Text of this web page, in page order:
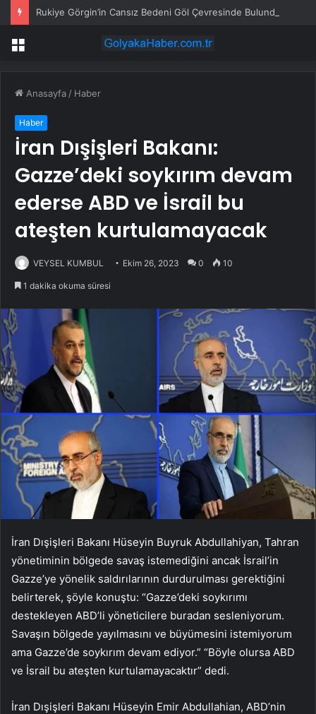
Rukiye Görgin’in Cansız Bedeni Göl Çevresinde Bulundu
Menü
Anasayfa / Haber
Haber
İran Dışişleri Bakanı:
Gazze’deki soykırım devam
ederse ABD ve İsrail bu
ateşten kurtulamayacak
VEYSEL KUMBUL Ekim 26, 2023 0 10
1 dakika okuma süresi
İran Dışişleri Bakanı Hüseyin Buyruk Abdullahiyan, Tahran
yönetiminin bölgede savaş istemediğini ancak İsrail’in
Gazze’ye yönelik saldırılarının durdurulması gerektiğini
belirterek, şöyle konuştu: “Gazze’deki soykırımı
destekleyen ABD’li yöneticilere buradan sesleniyorum.
Savaşın bölgede yayılmasını ve büyümesini istemiyorum
ama Gazze’de soykırım devam ediyor.” “Böyle olursa ABD
ve İsrail bu ateşten kurtulamayacaktır” dedi.
İran Dışişleri Bakanı Hüseyin Emir Abdullahian, ABD’nin